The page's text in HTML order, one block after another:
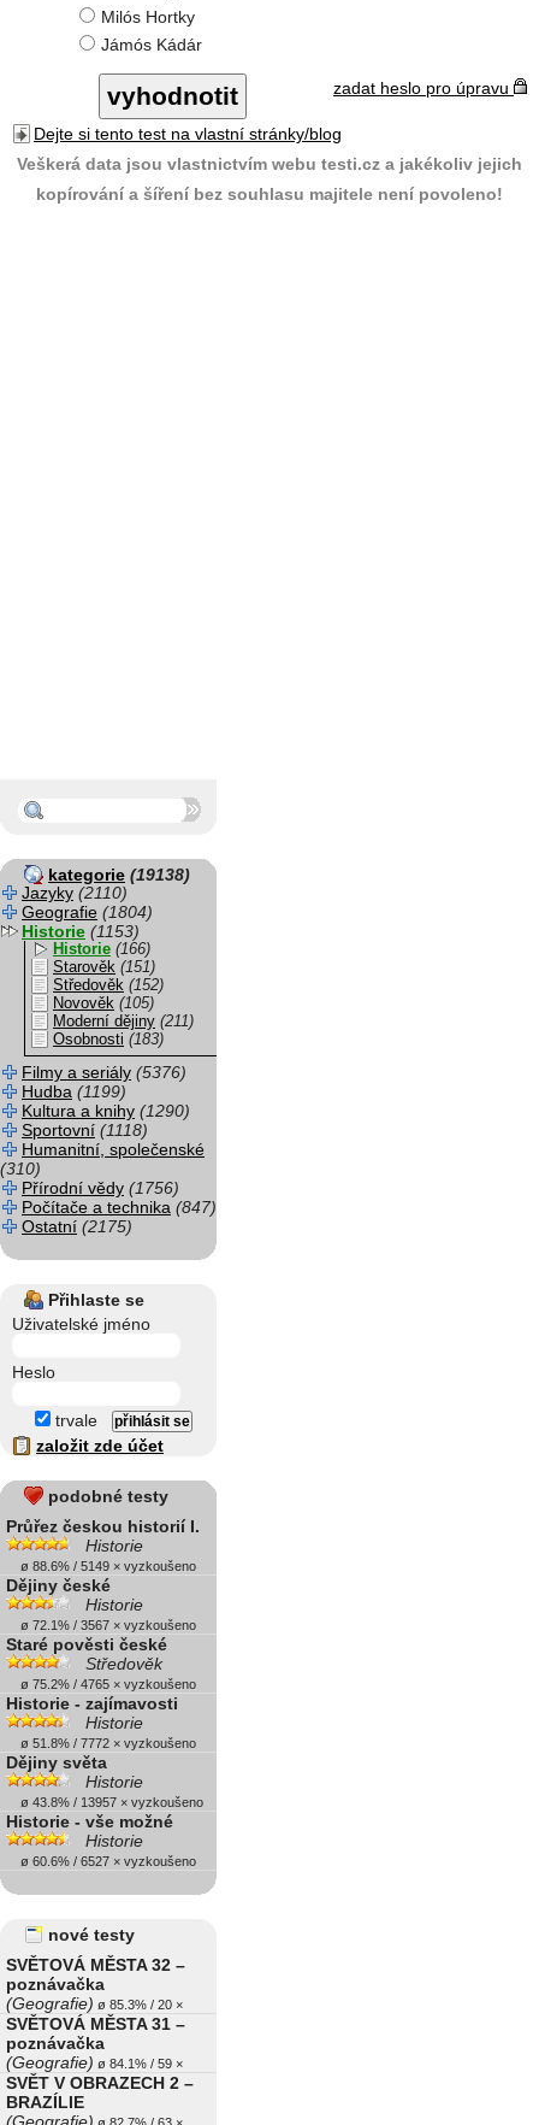
Milós Hortky
Jámós Kádár
zadat heslo pro úpravu
Dejte si tento test na vlastní stránky/blog
Veškerá data jsou vlastnictvím webu testi.cz a jakékoliv jejich
kopírování a šíření bez souhlasu majitele není povoleno!
kategorie (19138)
Jazyky (2110)
Geografie (1804)
Historie (1153)
Historie (166)
Starověk (151)
Středověk (152)
Novověk (105)
Moderní dějiny (211)
Osobnosti (183)
Filmy a seriály (5376)
Hudba (1199)
Kultura a knihy (1290)
Sportovní (1118)
Humanitní, společenské
(310)
Přírodní vědy (1756)
Počítače a technika (847)
Ostatní (2175)
Přihlaste se
Uživatelské jméno
Heslo
trvale
založit zde účet
podobné testy
Průřez českou historií I.
Historie
ø 88.6% / 5149 × vyzkoušeno
Dějiny české
Historie
ø 72.1% / 3567 × vyzkoušeno
Staré pověsti české
Středověk
ø 75.2% / 4765 × vyzkoušeno
Historie - zajímavosti
Historie
ø 51.8% / 7772 × vyzkoušeno
Dějiny světa
Historie
ø 43.8% / 13957 × vyzkoušeno
Historie - vše možné
Historie
ø 60.6% / 6527 × vyzkoušeno
nové testy
SVĚTOVÁ MĚSTA 32 –
poznávačka
(Geografie) ø 85.3% / 20 ×
SVĚTOVÁ MĚSTA 31 –
poznávačka
(Geografie) ø 84.1% / 59 ×
SVĚT V OBRAZECH 2 –
BRAZÍLIE